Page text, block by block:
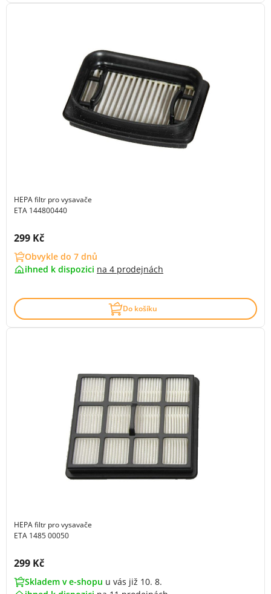
HEPA filtr pro vysavače
ETA 144800440
Cena s DPH:
299 Kč
Obvykle do 7 dnů
ihned k dispozici na 4 prodejnách
Do košíku
HEPA filtr pro vysavače
ETA 1485 00050
Cena s DPH:
299 Kč
Skladem v e-shopu u vás již 10. 8.